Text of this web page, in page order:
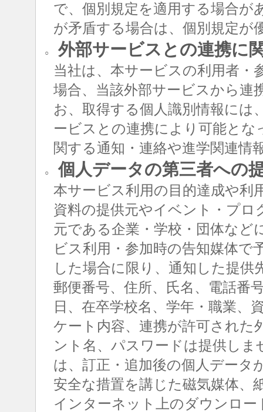
で、個別規定を適用する場合が
が矛盾する場合は、個別規定が
○ 外部サービスとの連携に
当社は、本サービスの利用者・
場合、当該外部サービスから連
お、取得する個人識別情報には
ービスとの連携により可能と
関する通知・連絡や進学関連情
○ 個人データの第三者への
本サービス利用の目的達成や利
資料の提供元やイベント・プロ
元である企業・学校・団体など
ビス利用・参加時の告知媒体で
した場合に限り、通知した提
郵便番号、住所、氏名、電話番
日、在卒学校名、学年・職業、
ケート内容、連携が許可された
ント名、パスワードは提供し
は、訂正・追加後の個人データ
安全な措置を講じた磁気媒体、
インターネット上のダウンロ